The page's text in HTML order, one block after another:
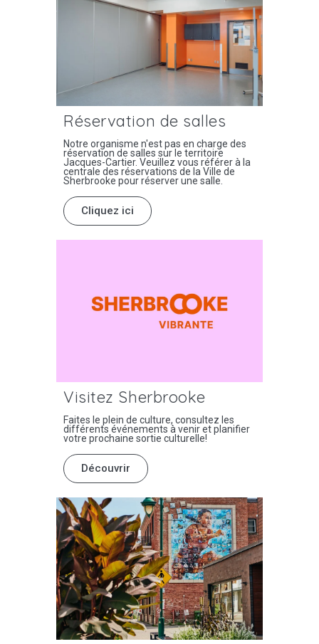
Réservation de salles
Notre organisme n'est pas en charge des
réservation de salles sur le territoire
Jacques-Cartier. Veuillez vous référer à la
centrale des réservations de la Ville de
Sherbrooke pour réserver une salle.
Cliquez ici
Visitez Sherbrooke
Faites le plein de culture, consultez les
différents événements à venir et planifier
votre prochaine sortie culturelle!
Découvrir